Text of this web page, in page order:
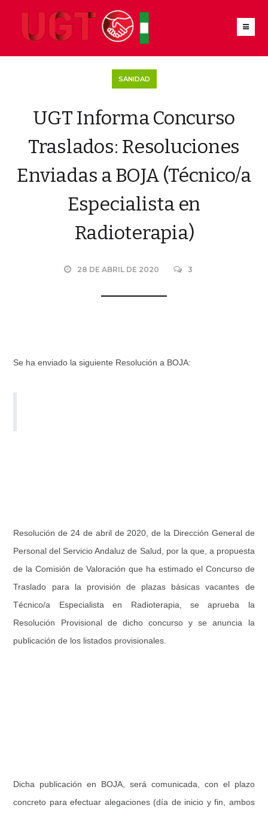
SANIDAD
UGT Informa Concurso
Traslados: Resoluciones
Enviadas a BOJA (Técnico/a
Especialista en
Radioterapia)
28 DE ABRIL DE 2020 3
Se ha enviado la siguiente Resolución a BOJA:
Resolución de 24 de abril de 2020, de la Dirección General de
Personal del Servicio Andaluz de Salud, por la que, a propuesta
de la Comisión de Valoración que ha estimado el Concurso de
Traslado para la provisión de plazas básicas vacantes de
Técnico/a Especialista en Radioterapia, se aprueba la
Resolución Provisional de dicho concurso y se anuncia la
publicación de los listados provisionales.
Dicha publicación en BOJA, será comunicada, con el plazo
concreto para efectuar alegaciones (día de inicio y fin, ambos